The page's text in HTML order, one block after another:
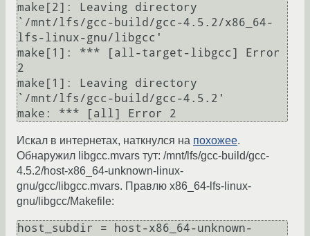
make[2]: Leaving directory
`/mnt/lfs/gcc-build/gcc-4.5.2/x86_64-
lfs-linux-gnu/libgcc'
make[1]: *** [all-target-libgcc] Error
2
make[1]: Leaving directory
`/mnt/lfs/gcc-build/gcc-4.5.2'
make: *** [all] Error 2
Искал в интернетах, наткнулся на похожее.
Обнаружил libgcc.mvars тут: /mnt/lfs/gcc-build/gcc-
4.5.2/host-x86_64-unknown-linux-
gnu/gcc/libgcc.mvars. Правлю x86_64-lfs-linux-
gnu/libgcc/Makefile:
host_subdir = host-x86_64-unknown-